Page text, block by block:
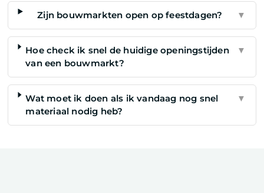
Zijn bouwmarkten open op feestdagen? ▼
Hoe check ik snel de huidige openingstijden
van een bouwmarkt?
▼
Wat moet ik doen als ik vandaag nog snel
materiaal nodig heb?
▼